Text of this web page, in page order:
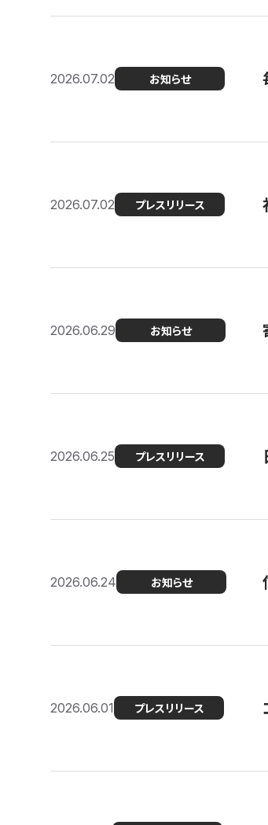
2026.07.02 お知らせ
2026.07.02 プレスリリース
2026.06.29 お知らせ
2026.06.25 プレスリリース
2026.06.24 お知らせ
2026.06.01 プレスリリース